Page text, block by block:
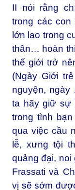
II nói rằng
trong các
lớn lao trong
thân… hoàn
thế giới trở
(Ngày Giới
nguyện, ngày
ta hãy giữ sự
trong tình
qua việc cầu
lễ, xưng tội
quảng đại,
Frassati và
vị sẽ sớm